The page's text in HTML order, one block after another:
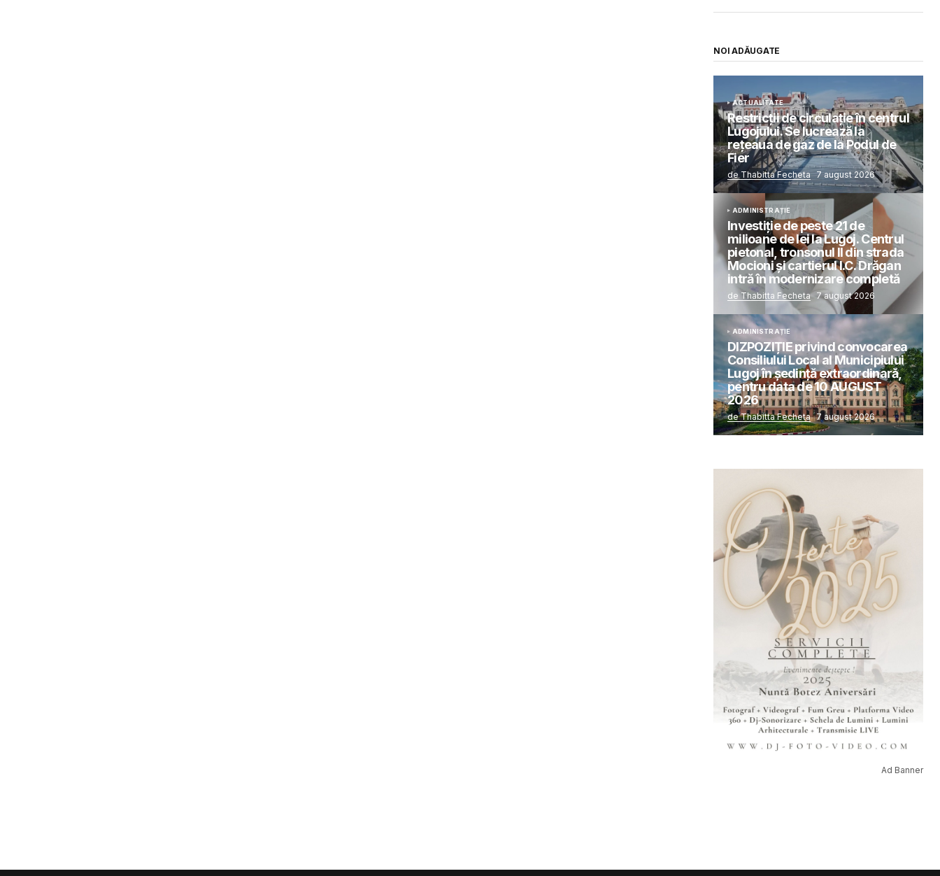
NOI ADĂUGATE
ACTUALITATE
Restricții de circulație în centrul
Lugojului. Se lucrează la
rețeaua de gaz de la Podul de
Fier
de Thabitta Fecheta 7 august 2026
ADMINISTRAȚIE
Investiție de peste 21 de
milioane de lei la Lugoj. Centrul
pietonal, tronsonul II din strada
Mocioni și cartierul I.C. Drăgan
intră în modernizare completă
de Thabitta Fecheta 7 august 2026
ADMINISTRAȚIE
DIZPOZIȚIE privind convocarea
Consiliului Local al Municipiului
Lugoj în şedinţă extraordinară,
pentru data de 10 AUGUST
2026
de Thabitta Fecheta 7 august 2026
Ad Banner